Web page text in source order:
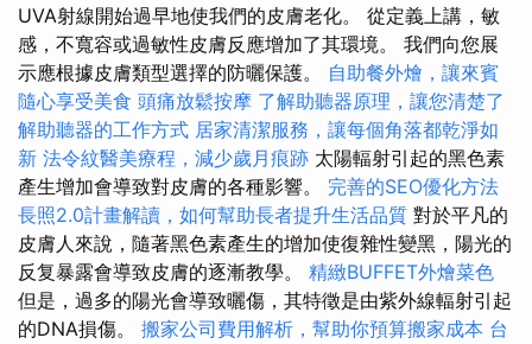
UVA射線開始過早地使我們的皮膚老化。 從定義上講，敏
感，不寬容或過敏性皮膚反應增加了其環境。 我們向您展
示應根據皮膚類型選擇的防曬保護。 自助餐外燴，讓來賓
隨心享受美食 頭痛放鬆按摩 了解助聽器原理，讓您清楚了
解助聽器的工作方式 居家清潔服務，讓每個角落都乾淨如
新 法令紋醫美療程，減少歲月痕跡 太陽輻射引起的黑色素
產生增加會導致對皮膚的各種影響。 完善的SEO優化方法
長照2.0計畫解讀，如何幫助長者提升生活品質 對於平凡的
皮膚人來說，隨著黑色素產生的增加使復雜性變黑，陽光的
反复暴露會導致皮膚的逐漸教學。 精緻BUFFET外燴菜色
但是，過多的陽光會導致曬傷，其特徵是由紫外線輻射引起
的DNA損傷。 搬家公司費用解析，幫助你預算搬家成本 台